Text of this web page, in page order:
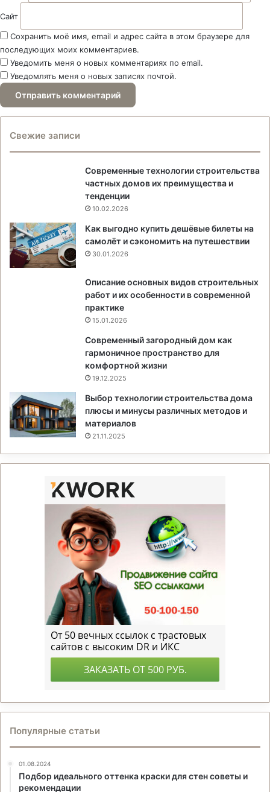
Сайт
Сохранить моё имя, email и адрес сайта в этом браузере для
последующих моих комментариев.
Уведомить меня о новых комментариях по email.
Уведомлять меня о новых записях почтой.
Свежие записи
Современные технологии строительства
частных домов их преимущества и
тенденции
10.02.2026
Как выгодно купить дешёвые билеты на
самолёт и сэкономить на путешествии
30.01.2026
Описание основных видов строительных
работ и их особенности в современной
практике
15.01.2026
Современный загородный дом как
гармоничное пространство для
комфортной жизни
19.12.2025
Выбор технологии строительства дома
плюсы и минусы различных методов и
материалов
21.11.2025
Популярные статьи
01.08.2024
Подбор идеального оттенка краски для стен советы и
рекомендации